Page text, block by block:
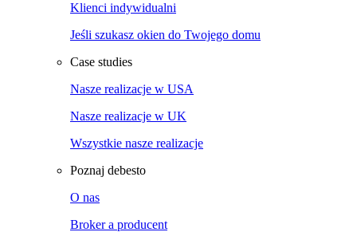
Klienci indywidualni
Jeśli szukasz okien do Twojego domu
Case studies
Nasze realizacje w USA
Nasze realizacje w UK
Wszystkie nasze realizacje
Poznaj debesto
O nas
Broker a producent